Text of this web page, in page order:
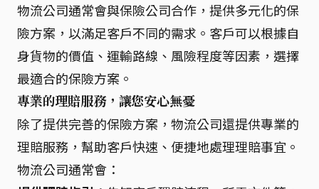
物流公司通常會與保險公司合作，提供多元化的保
險方案，以滿足客戶不同的需求。客戶可以根據自
身貨物的價值、運輸路線、風險程度等因素，選擇
最適合的保險方案。
專業的理賠服務，讓您安心無憂
除了提供完善的保險方案，物流公司還提供專業的
理賠服務，幫助客戶快速、便捷地處理理賠事宜。
物流公司通常會：